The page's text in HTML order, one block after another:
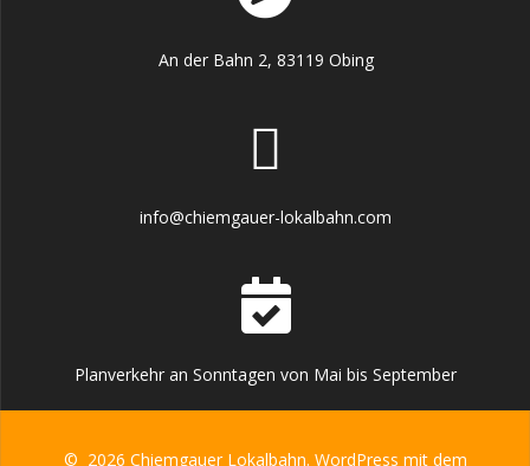
An der Bahn 2, 83119 Obing
info@chiemgauer-lokalbahn.com
Planverkehr an Sonntagen von Mai bis September
© 2026 Chiemgauer Lokalbahn. WordPress mit dem